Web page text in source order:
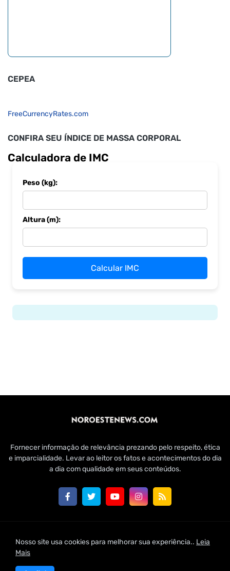
CEPEA
FreeCurrencyRates.com
CONFIRA SEU ÍNDICE DE MASSA CORPORAL
Calculadora de IMC
Peso (kg):
Altura (m):
Calcular IMC
Fornecer informação de relevância prezando pelo respeito, ética
e imparcialidade. Levar ao leitor os fatos e acontecimentos do dia
a dia com qualidade em seus conteúdos.
Customizado por Edmundo Baía Júnior para Jornal Noroeste
Home
Nosso site usa cookies para melhorar sua experiência.. Leia
Mais